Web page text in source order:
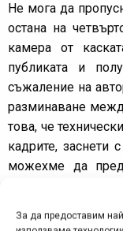
За да предоставим
Не мога да
остана на
камера от
публиката и
съжаление на
разминаване
това, че
кадрите, заснети
можехме да